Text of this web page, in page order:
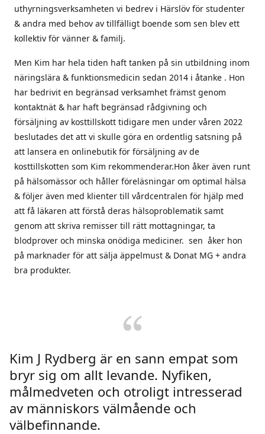
uthyrningsverksamheten vi bedrev i Härslöv för studenter
& andra med behov av tillfälligt boende som sen blev ett
kollektiv för vänner & familj.
Men Kim har hela tiden haft tanken på sin utbildning inom
näringslära & funktionsmedicin sedan 2014 i åtanke . Hon
har bedrivit en begränsad verksamhet främst genom
kontaktnät & har haft begränsad rådgivning och
försäljning av kosttillskott tidigare men under våren 2022
beslutades det att vi skulle göra en ordentlig satsning på
att lansera en onlinebutik för försäljning av de
kosttillskotten som Kim rekommenderar.Hon åker även runt
på hälsomässor och håller föreläsningar om optimal hälsa
& följer även med klienter till vårdcentralen för hjälp med
att få läkaren att förstå deras hälsoproblematik samt
genom att skriva remisser till rätt mottagningar, ta
blodprover och minska onödiga mediciner. sen åker hon
på marknader för att sälja äppelmust & Donat MG + andra
bra produkter.
Kim J Rydberg är en sann empat som
bryr sig om allt levande. Nyfiken,
målmedveten och otroligt intresserad
av människors välmående och
välbefinnande.